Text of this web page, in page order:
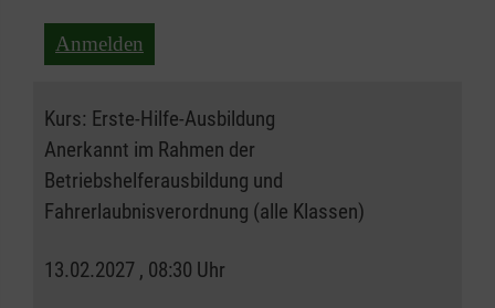
Anmelden
Kurs: Erste-Hilfe-Ausbildung
Anerkannt im Rahmen der
Betriebshelferausbildung und
Fahrerlaubnisverordnung (alle Klassen)
13.02.2027 , 08:30 Uhr